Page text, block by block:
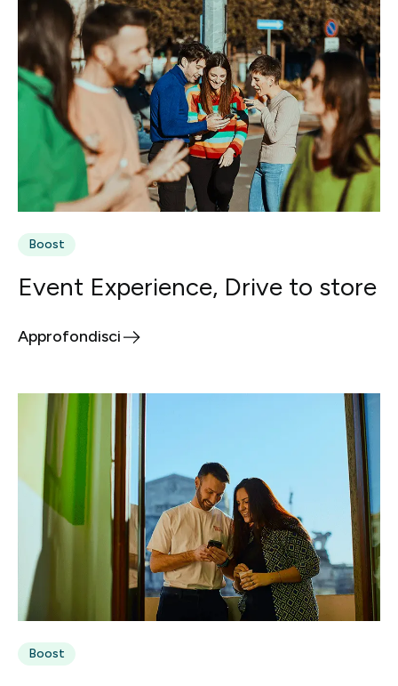
Boost
Event Experience, Drive to store
Approfondisci
Boost